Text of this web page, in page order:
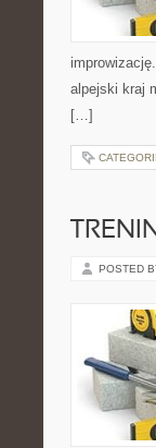
alpejski kraj
[…]
POSTED